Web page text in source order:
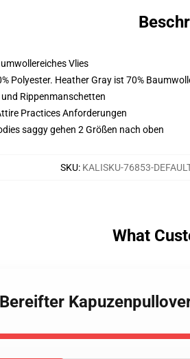
Vlies
Polyester. Heather Gray ist 70%
Rippenmanschetten
Practices Anforderungen
saggy gehen 2 Größen nach oben
SKU: KALISKU-76853-
What